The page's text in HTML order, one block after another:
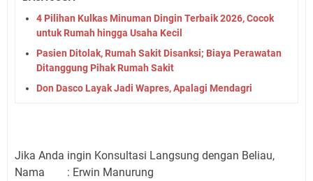
4 Pilihan Kulkas Minuman Dingin Terbaik 2026, Cocok
untuk Rumah hingga Usaha Kecil
Pasien Ditolak, Rumah Sakit Disanksi; Biaya Perawatan
Ditanggung Pihak Rumah Sakit
Don Dasco Layak Jadi Wapres, Apalagi Mendagri
Jika Anda ingin Konsultasi Langsung dengan Beliau,
Nama : Erwin Manurung